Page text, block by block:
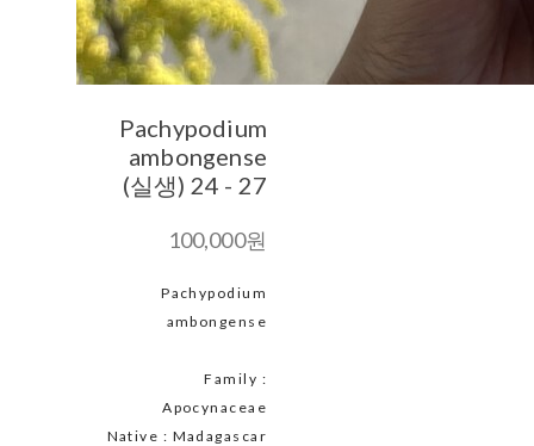
Pachypodium
ambongense
(실생) 24 - 27
100,000원
Pachypodium
ambongense
Family :
Apocynaceae
Native : Madagascar